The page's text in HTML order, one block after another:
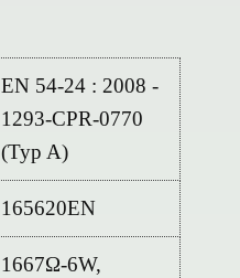
EN 54-24 : 2008 -
1293-CPR-0770
(Typ A)
165620EN
1667Ω-6W,